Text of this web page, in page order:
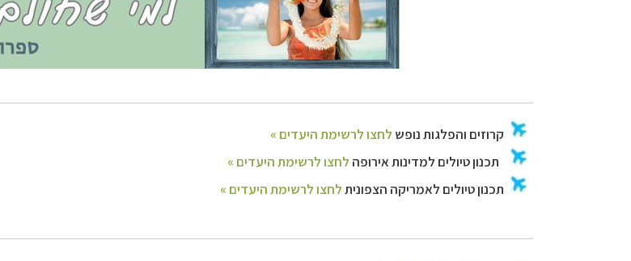
תכנוןטיולים לאמריקה הצפונית לחצו לרשימת היעדים »